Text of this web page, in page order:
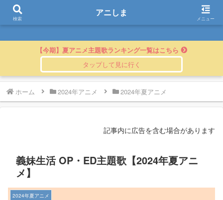
アニしま
【今期】夏アニメ主題歌ランキング一覧はこちら
ホーム 2024年アニメ 2024年夏アニメ
記事内に広告を含む場合があります
義妹生活 OP・ED主題歌【2024年夏アニ
メ】
2024年夏アニメ
検索
アニしま
メニュー